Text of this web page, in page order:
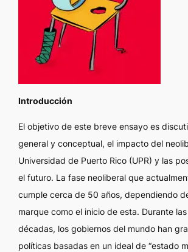
Introducción
El objetivo de este breve ensayo es
general y conceptual, el impacto del
Universidad de Puerto Rico (UPR) y las
el futuro. La fase neoliberal que
cumple cerca de 50 años, dependiendo
marque como el inicio de esta. Durante
décadas, los gobiernos del mundo han
políticas basadas en un ideal de “estado